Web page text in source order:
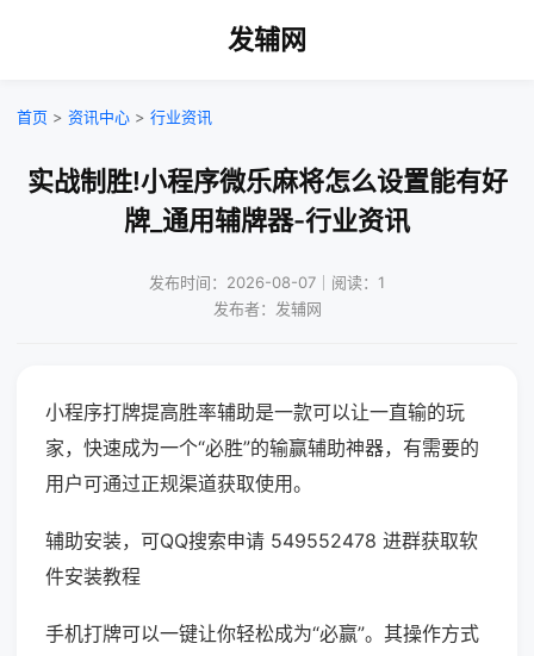
发辅网
首页 > 资讯中心 > 行业资讯
实战制胜!小程序微乐麻将怎么设置能有好
牌_通用辅牌器-行业资讯
发布时间：2026-08-07｜阅读：1
发布者：发辅网
小程序打牌提高胜率辅助是一款可以让一直输的玩
家，快速成为一个“必胜”的输赢辅助神器，有需要的
用户可通过正规渠道获取使用。
辅助安装，可QQ搜索申请 549552478 进群获取软
件安装教程
手机打牌可以一键让你轻松成为“必赢”。其操作方式